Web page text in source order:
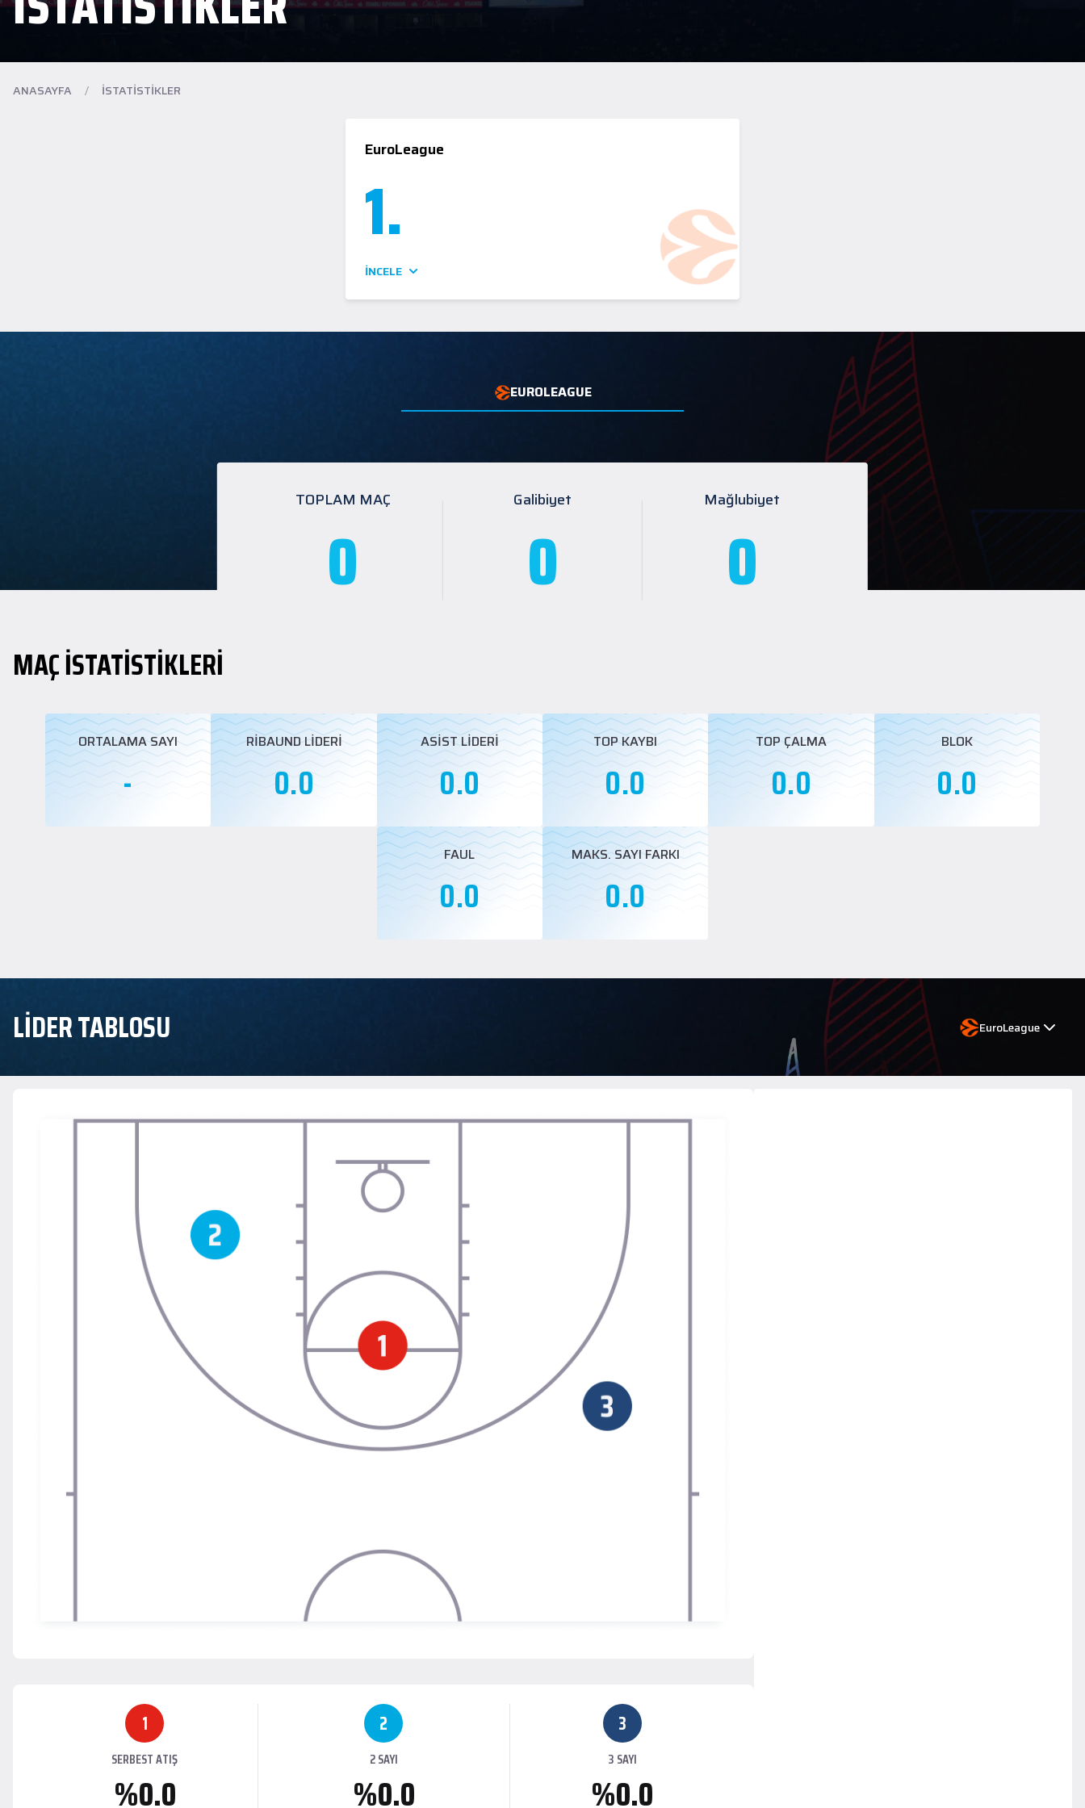
ANASAYFA / İSTATİSTİKLER
EuroLeague
1.
İNCELE
EUROLEAGUE
TOPLAM MAÇ
0
Galibiyet
0
Mağlubiyet
0
MAÇ İSTATİSTİKLERİ
ORTALAMA SAYI
-
RİBAUND LİDERİ
0.0
ASİST LİDERİ
0.0
TOP KAYBI
0.0
TOP ÇALMA
0.0
BLOK
0.0
FAUL
0.0
MAKS. SAYI FARKI
0.0
LİDER TABLOSU EuroLeague
1
SERBEST ATIŞ
%0.0
2
2 SAYI
%0.0
3
3 SAYI
%0.0